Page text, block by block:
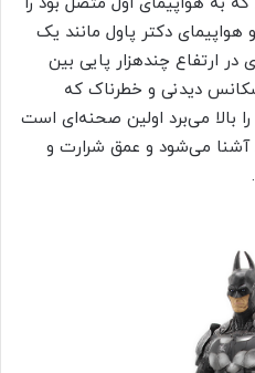
دکتر پاول مانند یک
در ارتفاع چندهزار پایی بین
دیدنی و خطرناک که
بالا می‌برد اولین صحنه‌ای است
می‌شود و عمق شرارت و